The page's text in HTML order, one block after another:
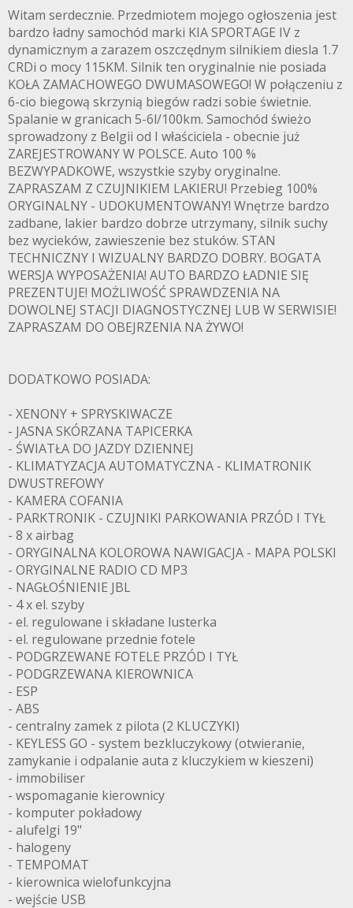
Witam serdecznie. Przedmiotem mojego ogłoszenia jest
bardzo ładny samochód marki KIA SPORTAGE IV z
dynamicznym a zarazem oszczędnym silnikiem diesla 1.7
CRDi o mocy 115KM. Silnik ten oryginalnie nie posiada
KOŁA ZAMACHOWEGO DWUMASOWEGO! W połączeniu z
6-cio biegową skrzynią biegów radzi sobie świetnie.
Spalanie w granicach 5-6l/100km. Samochód świeżo
sprowadzony z Belgii od I właściciela - obecnie już
ZAREJESTROWANY W POLSCE. Auto 100 %
BEZWYPADKOWE, wszystkie szyby oryginalne.
ZAPRASZAM Z CZUJNIKIEM LAKIERU! Przebieg 100%
ORYGINALNY - UDOKUMENTOWANY! Wnętrze bardzo
zadbane, lakier bardzo dobrze utrzymany, silnik suchy
bez wycieków, zawieszenie bez stuków. STAN
TECHNICZNY I WIZUALNY BARDZO DOBRY. BOGATA
WERSJA WYPOSAŻENIA! AUTO BARDZO ŁADNIE SIĘ
PREZENTUJE! MOŻLIWOŚĆ SPRAWDZENIA NA
DOWOLNEJ STACJI DIAGNOSTYCZNEJ LUB W SERWISIE!
ZAPRASZAM DO OBEJRZENIA NA ŻYWO!
DODATKOWO POSIADA:
- XENONY + SPRYSKIWACZE
- JASNA SKÓRZANA TAPICERKA
- ŚWIATŁA DO JAZDY DZIENNEJ
- KLIMATYZACJA AUTOMATYCZNA - KLIMATRONIK
DWUSTREFOWY
- KAMERA COFANIA
- PARKTRONIK - CZUJNIKI PARKOWANIA PRZÓD I TYŁ
- 8 x airbag
- ORYGINALNA KOLOROWA NAWIGACJA - MAPA POLSKI
- ORYGINALNE RADIO CD MP3
- NAGŁOŚNIENIE JBL
- 4 x el. szyby
- el. regulowane i składane lusterka
- el. regulowane przednie fotele
- PODGRZEWANE FOTELE PRZÓD I TYŁ
- PODGRZEWANA KIEROWNICA
- ESP
- ABS
- centralny zamek z pilota (2 KLUCZYKI)
- KEYLESS GO - system bezkluczykowy (otwieranie,
zamykanie i odpalanie auta z kluczykiem w kieszeni)
- immobiliser
- wspomaganie kierownicy
- komputer pokładowy
- alufelgi 19"
- halogeny
- TEMPOMAT
- kierownica wielofunkcyjna
- wejście USB